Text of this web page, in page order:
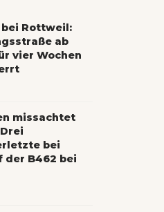
bei Rottweil:
ab
vier Wochen
missachtet
bei
der B462 bei